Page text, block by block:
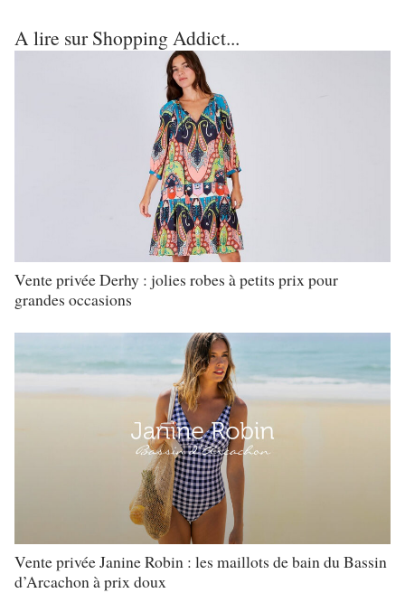
A lire sur Shopping Addict...
Vente privée Derhy : jolies robes à petits prix pour
grandes occasions
Vente privée Janine Robin : les maillots de bain du Bassin
d’Arcachon à prix doux